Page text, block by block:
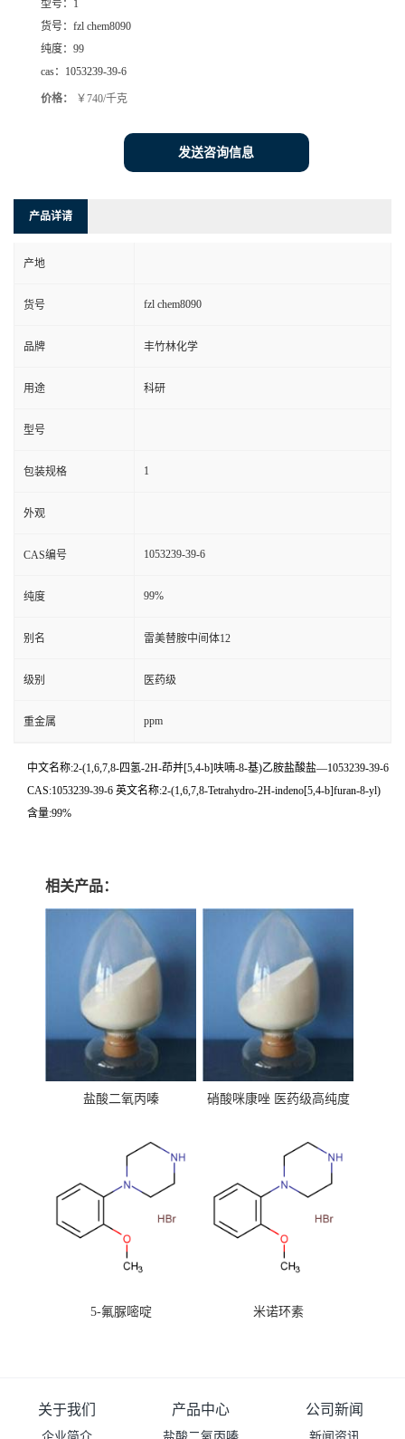
型号： 1
货号： fzl chem8090
纯度： 99
cas： 1053239-39-6
价格： ￥740/千克
发送咨询信息
产品详请
产地
货号 fzl chem8090
品牌 丰竹林化学
用途 科研
型号
包装规格 1
外观
CAS编号 1053239-39-6
纯度 99%
别名 雷美替胺中间体12
级别 医药级
重金属 ppm
中文名称:2-(1,6,7,8-四氢-2H-茚并[5,4-b]呋喃-8-基)乙胺盐酸盐—1053239-39-6
CAS:1053239-39-6 英文名称:2-(1,6,7,8-Tetrahydro-2H-indeno[5,4-b]furan-8-yl)
含量:99%
相关产品：
盐酸二氧丙嗪
硝酸咪康唑 医药级高纯度
5-氟脲嘧啶 米诺环素
关于我们 产品中心 公司新闻